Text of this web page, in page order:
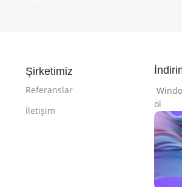
Şirketimiz
Referanslar
İletişim
ol